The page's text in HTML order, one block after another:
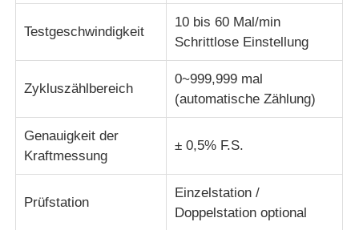
Testgeschwindigkeit
10 bis 60 Mal/min
Schrittlose Einstellung
Zykluszählbereich
0~999,999 mal
(automatische Zählung)
Genauigkeit der
Kraftmessung
± 0,5% F.S.
Prüfstation
Einzelstation /
Doppelstation optional